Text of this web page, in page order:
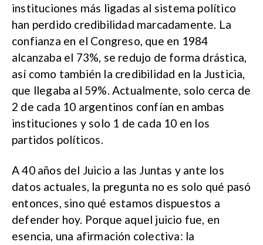
instituciones más ligadas al sistema político
han perdido credibilidad marcadamente. La
confianza en el Congreso, que en 1984
alcanzaba el 73%, se redujo de forma drástica,
así como también la credibilidad en la Justicia,
que llegaba al 59%. Actualmente, solo cerca de
2 de cada 10 argentinos confían en ambas
instituciones y solo 1 de cada 10 en los
partidos políticos.
A 40 años del Juicio a las Juntas y ante los
datos actuales, la pregunta no es solo qué pasó
entonces, sino qué estamos dispuestos a
defender hoy. Porque aquel juicio fue, en
esencia, una afirmación colectiva: la